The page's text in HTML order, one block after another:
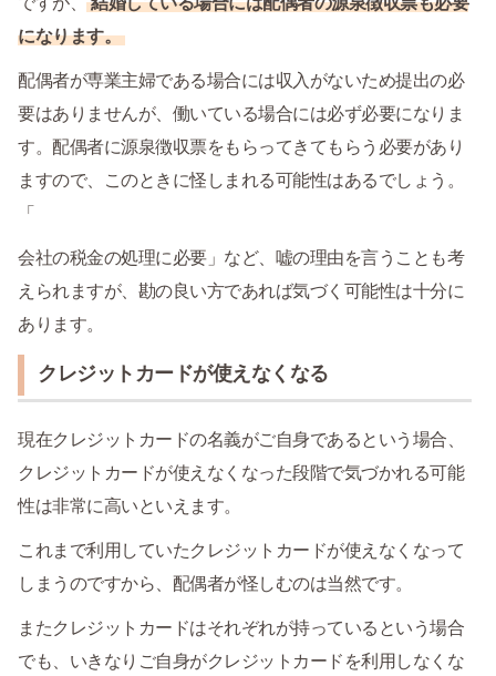
になります。
配偶者が専業主婦である場合には収入がないため提出の必
要はありませんが、働いている場合には必ず必要になりま
す。配偶者に源泉徴収票をもらってきてもらう必要があり
ますので、このときに怪しまれる可能性はあるでしょう。
「
会社の税金の処理に必要」など、嘘の理由を言うことも考
えられますが、勘の良い方であれば気づく可能性は十分に
あります。
クレジットカードが使えなくなる
現在クレジットカードの名義がご自身であるという場合、
クレジットカードが使えなくなった段階で気づかれる可能
性は非常に高いといえます。
これまで利用していたクレジットカードが使えなくなって
しまうのですから、配偶者が怪しむのは当然です。
またクレジットカードはそれぞれが持っているという場合
でも、いきなりご自身がクレジットカードを利用しなくな